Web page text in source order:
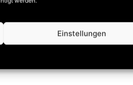
Einstellungen